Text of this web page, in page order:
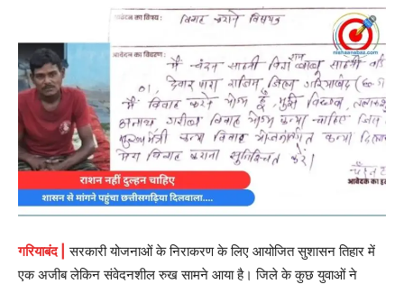
गरियाबंद |
सरकारी योजनाओं के निराकरण के लिए आयोजित सुशासन तिहार में
एक अजीब लेकिन संवेदनशील रुख सामने आया है। जिले के कुछ युवाओं ने